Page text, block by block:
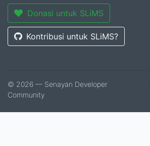
Donasi untuk SLiMS
Kontribusi untuk SLiMS?
© 2026 — Senayan Developer
Community